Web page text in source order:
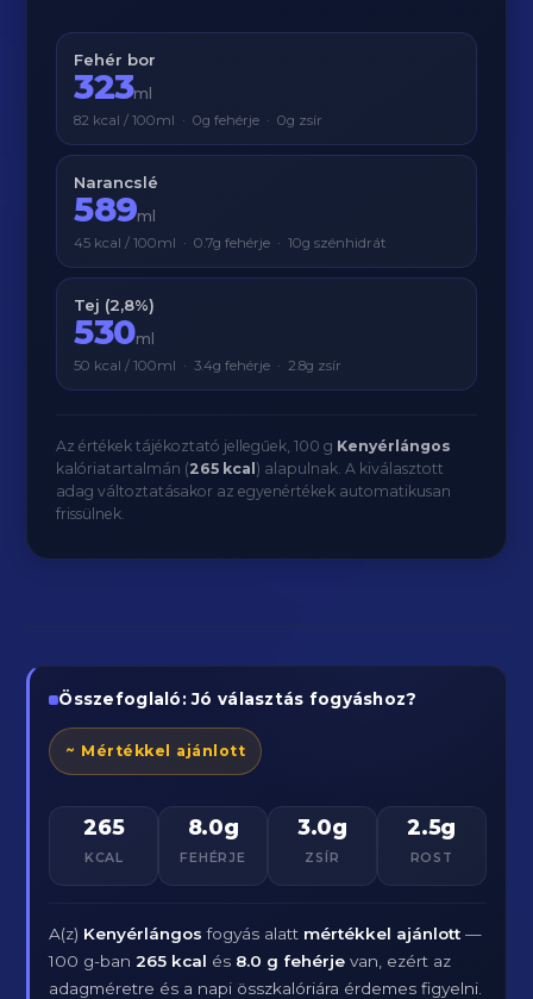
Fehér bor
323ml
82 kcal / 100ml · 0g fehérje · 0g zsír
Narancslé
589ml
45 kcal / 100ml · 0.7g fehérje · 10g szénhidrát
Tej (2,8%)
530ml
50 kcal / 100ml · 3.4g fehérje · 2.8g zsír
Az értékek tájékoztató jellegűek, 100 g Kenyérlángos
kalóriatartalmán (265 kcal ) alapulnak. A kiválasztott
adag változtatásakor az egyenértékek automatikusan
frissülnek.
Összefoglaló: Jó választás fogyáshoz?
~ Mértékkel ajánlott
265
KCAL
8.0g
FEHÉRJE
3.0g
ZSÍR
2.5g
ROST
A(z) Kenyérlángos fogyás alatt mértékkel ajánlott —
100 g-ban265 kcal és 8.0 g fehérje van, ezért az
adagméretre és a napi összkalóriára érdemes figyelni.